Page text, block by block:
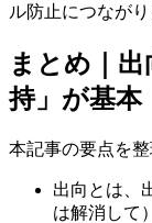
ル防止につながり
まとめ｜
持」が基本
本記事の要点を整
出向とは、
は解消して